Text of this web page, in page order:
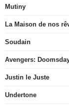
Mutiny
La Maison de nos
Soudain
Avengers:
Justin le Juste
Undertone